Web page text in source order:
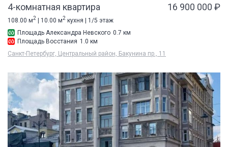
4-комнатная квартира 16 900 000 ₽
108.00 м2 | 10.00 м2 кухня | 1/5 этаж
Площадь Александра Невского 0.7 км
Площадь Восстания 1.0 км
Санкт-Петербург, Центральный район, Бакунина пр., 11